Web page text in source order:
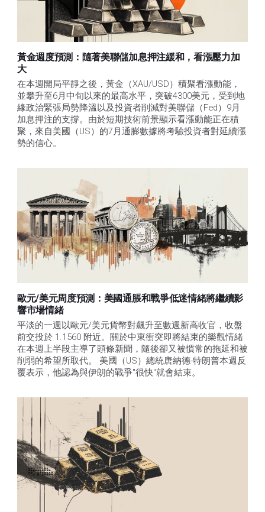
黃金週度預測：隨著美聯儲加息押注緩和，看漲壓力加
大
在本週開局平靜之後，黃金（XAU/USD）積聚看漲動能，
並攀升至6月中旬以來的最高水平，突破4300美元，受到地
緣政治緊張局勢降溫以及投資者削減對美聯儲（Fed）9月
加息押注的支撐。由於短期技術前景顯示看漲動能正在積
聚，來自美國（US）的7月通膨數據將考驗投資者對延續漲
勢的信心。
歐元/美元周度預測：美國通脹和戰爭低迷情緒將繼續影
響市場情緒
平淡的一週以歐元/美元貨幣對飆升至數週新高收官，收盤
前交投於 1.1560 附近。關於中東衝突即將結束的樂觀情緒
在本週上半段主導了頭條新聞，隨後卻又被慣常的拖延和被
削弱的希望所取代。 美國（US）總統唐納德-特朗普本週反
覆表示，他認為與伊朗的戰爭"很快"就會結束。